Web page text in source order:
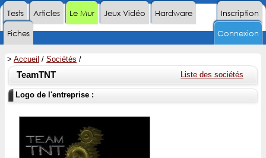
Inscription
Tests Articles Le Mur Jeux Vidéo
Hardware
Fiches
Connexion
> Accueil / Sociétés /
Liste des sociétés
TeamTNT
Logo de l'entreprise :